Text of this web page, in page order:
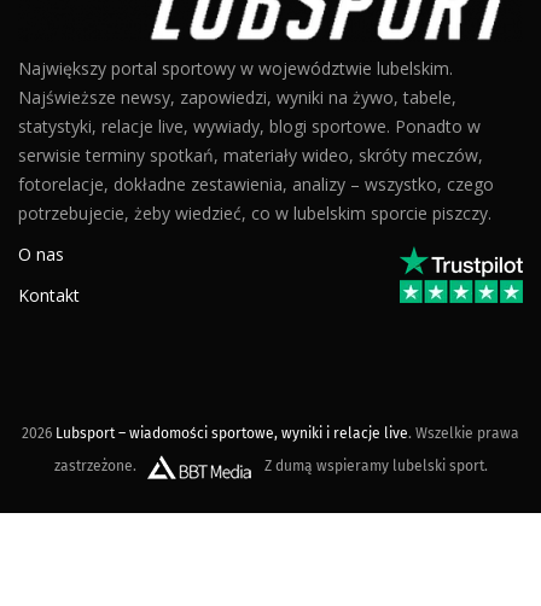
Największy portal sportowy w województwie lubelskim.
Najświeższe newsy, zapowiedzi, wyniki na żywo, tabele,
statystyki, relacje live, wywiady, blogi sportowe. Ponadto w
serwisie terminy spotkań, materiały wideo, skróty meczów,
fotorelacje, dokładne zestawienia, analizy – wszystko, czego
potrzebujecie, żeby wiedzieć, co w lubelskim sporcie piszczy.
O nas
Kontakt
2026 Lubsport – wiadomości sportowe, wyniki i relacje live. Wszelkie prawa
zastrzeżone.
Z dumą wspieramy lubelski sport.